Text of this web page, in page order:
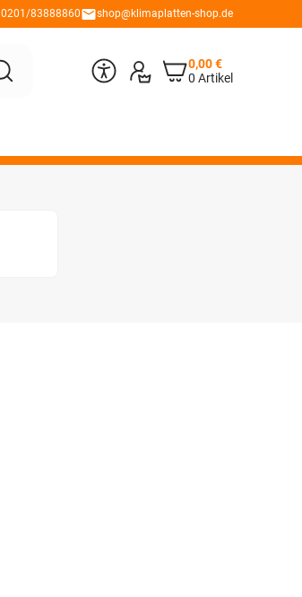
0201/83888860 shop@klimaplatten-shop.de
0,00€
0 Artikel